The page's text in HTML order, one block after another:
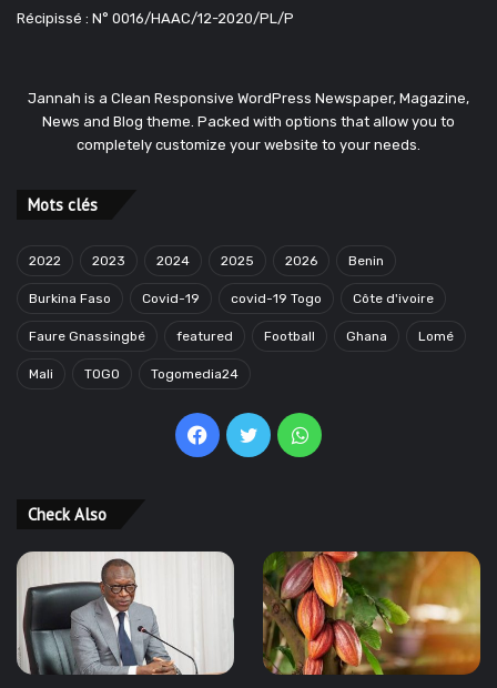
Récipissé : N° 0016/HAAC/12-2020/PL/P
Jannah is a Clean Responsive WordPress Newspaper, Magazine,
News and Blog theme. Packed with options that allow you to
completely customize your website to your needs.
Mots clés
2022 2023 2024 2025 2026 Benin
Burkina Faso Covid-19 covid-19 Togo Côte d'ivoire
Faure Gnassingbé featured Football Ghana Lomé
Mali TOGO Togomedia24
Facebook
TwitterWhatsApp
Check Also